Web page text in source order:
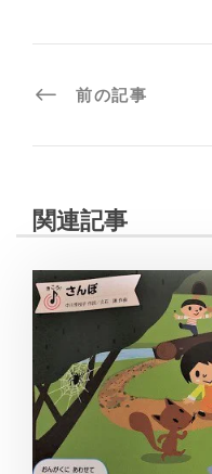
前の記事
関連記事